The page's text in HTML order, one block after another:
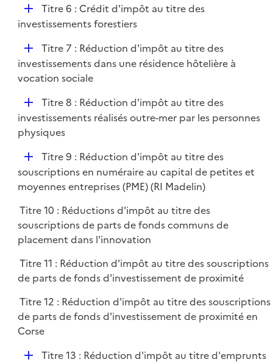
i
D
é
i
e
Titre 6 : Crédit d'impôt au titre des
investissements forestiers
D
é
p
e
r
Titre 7 : Réduction d'impôt au titre des
investissements dans une résidence hôtelière à
vocation sociale
D
é
p
e
r
Titre 8 : Réduction d'impôt au titre des
investissements réalisés outre-mer par les personnes
physiques
D
é
p
i
e
r
Titre 9 : Réduction d'impôt au titre des
souscriptions en numéraire au capital de petites et
moyennes entreprises (PME) (RI Madelin)
Titre 10 : Réductions d'impôt au titre des
souscriptions de parts de fonds communs de
placement dans l'innovation
Titre 11 : Réduction d'impôt au titre des souscriptions
de parts de fonds d'investissement de proximité
Titre 12 : Réduction d'impôt au titre des souscriptions
de parts de fonds d'investissement de proximité en
Corse
DTitre 13 : Réduction d'impôt au titre d'emprunts